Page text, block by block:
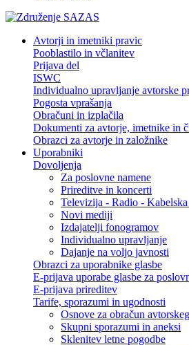
Avtorji in imetniki pravic
Pooblastilo in včlanitev
Prijava del
ISWC
Individualno upravljanje avtorske
Pogosta vprašanja
Obračuni in izplačila
Dokumenti za avtorje, imetnike in
Obrazci za avtorje in založnike
Uporabniki
Dovoljenja
Za poslovne namene
Prireditve in koncerti
Televizija - Radio - Kabelska
Novi mediji
Izdajatelji fonogramov
Individualno upravljanje
Dajanje na voljo javnosti
Obrazci za uporabnike glasbe
E-prijava uporabe glasbe za
E-prijava prireditev
Tarife, sporazumi in ugodnosti
Osnove za obračun
Skupni sporazumi in aneksi
Sklenitev letne pogodbe